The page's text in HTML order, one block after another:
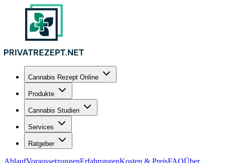
Cannabis Rezept Online
Produkte
Cannabis Studien
Services
Ratgeber
AblaufVoraussetzungenErfahrungenKosten & PreisFAQÜber